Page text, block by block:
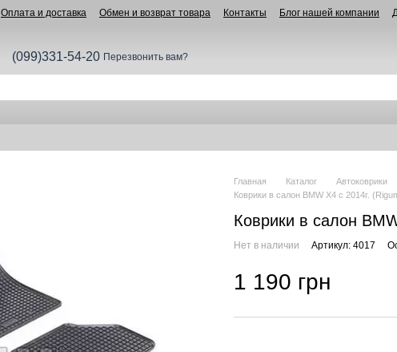
Оплата и доставка Обмен и возврат товара Контакты Блог нашей компании
(099)331-54-20 Перезвонить вам?
Главная Каталог Автоковрики
Коврики в салон BMW X4 c 2014г.
Коврики в салон
Нет в наличии Артикул: 4017
1 190 грн